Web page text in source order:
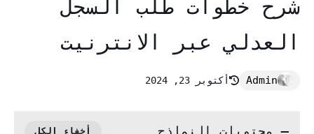
شرح خطوات طلب السجل
العدلي عبر الانترنيت
أكتوبر 23, 2024
محتويات النماذج